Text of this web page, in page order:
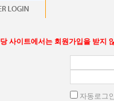
당 사이트에서는 회원가입을 받지
자동로그